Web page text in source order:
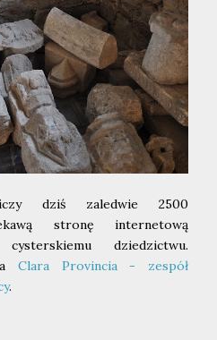
dziś zaledwie 2500
stronę internetową
dziedzictwu.
Clara Provincia - zespół
.